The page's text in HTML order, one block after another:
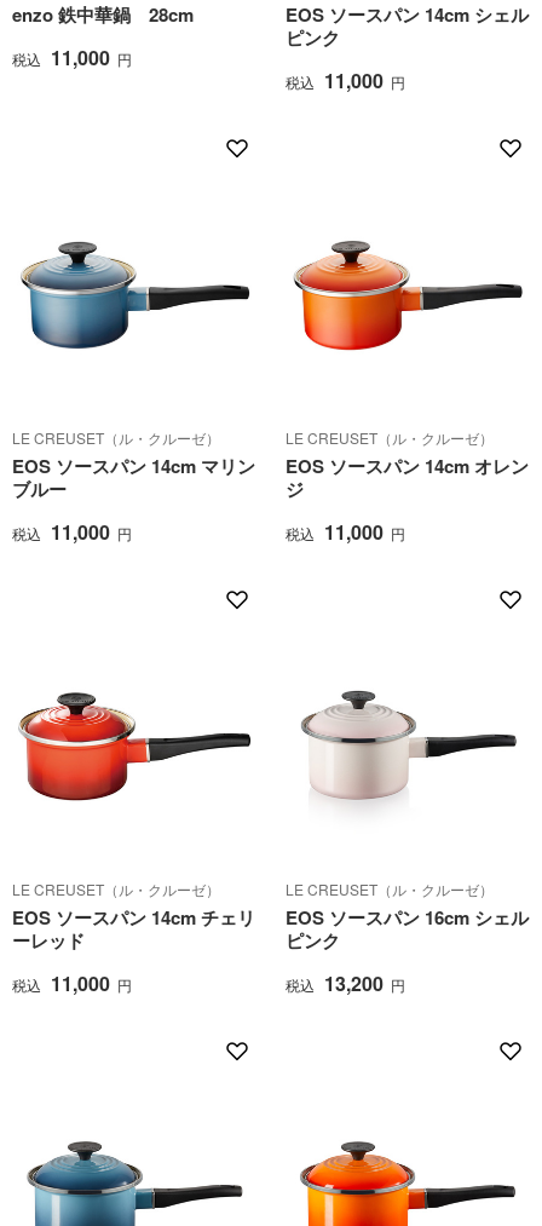
enzo 鉄中華鍋 28cm
税込 11,000 円
EOS ソースパン 14cm シェル
ピンク
税込 11,000 円
LE CREUSET（ル・クルーゼ）
EOS ソースパン 14cm マリン
ブルー
税込 11,000 円
LE CREUSET（ル・クルーゼ）
EOS ソースパン 14cm オレン
ジ
税込 11,000 円
LE CREUSET（ル・クルーゼ）
EOS ソースパン 14cm チェリ
ーレッド
税込 11,000 円
LE CREUSET（ル・クルーゼ）
EOS ソースパン 16cm シェル
ピンク
税込 13,200 円